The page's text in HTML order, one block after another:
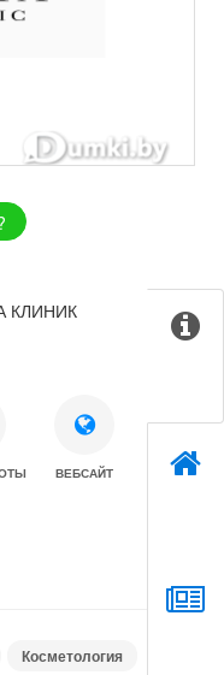
КЛИНИК
ВЕБСАЙТ
Косметология